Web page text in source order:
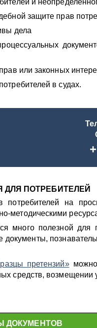
и
защите прав
дела
или законных
в судах.
ПОТРЕБИТЕЛЕЙ
потребителей на
методическими
много полезной
претензий»можно
средств, возмещении
ДОКУМЕНТОВ